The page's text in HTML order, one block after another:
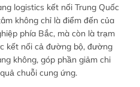
logistics kết nối Trung Quốc
không chỉ là điểm đến của
phía Bắc, mà còn là trạm
kết nối cả đường bộ, đường
không, góp phần giảm chi
chuỗi cung ứng.